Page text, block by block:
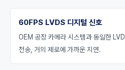
60FPS LVDS 디지털 신호
OEM 공장 카메라 시스템과 동일한
전송, 거의 제로에 가까운 지연.